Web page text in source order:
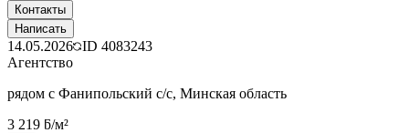
Контакты
Написать
14.05.2026 ID 4083243
Агентство
рядом с Фанипольский с/с, Минская область
3 219 ƃ/м²